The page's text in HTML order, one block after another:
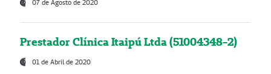
07 de Agosto de 2020
Prestador Clínica Itaipú Ltda (51004348-2)
01 de Abril de 2020